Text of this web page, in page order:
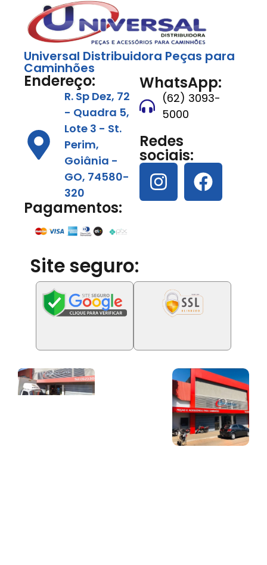
Universal Distribuidora Peças para
Caminhões
Endereço:
R. Sp Dez, 72
- Quadra 5,
Lote 3 - St.
Perim,
Goiânia -
GO, 74580-
320
Pagamentos:
WhatsApp:
(62) 3093-
5000
Redes
sociais:
Site seguro: